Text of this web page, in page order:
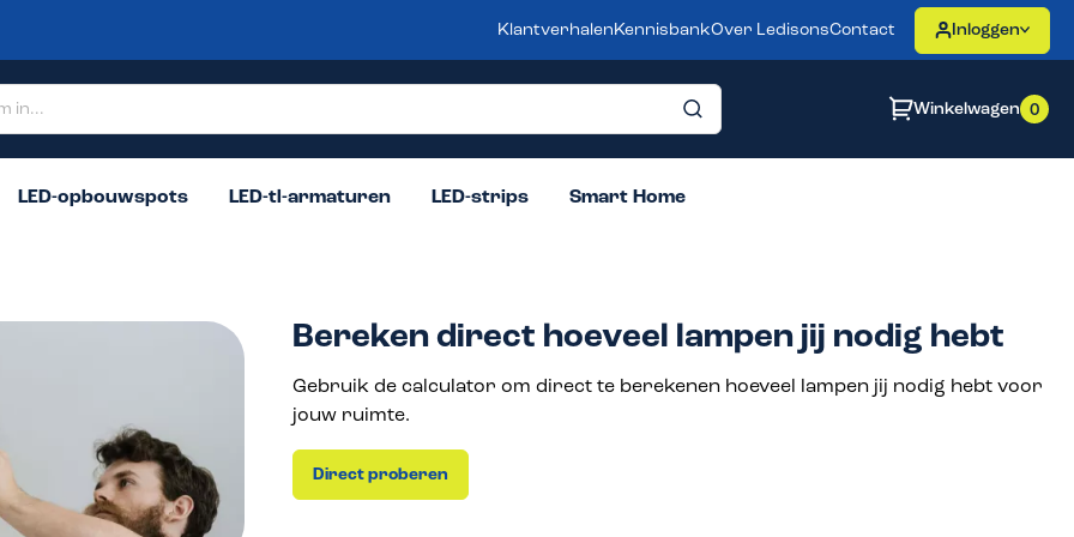
Klantverhalen KennisbankOver LedisonsContact Inloggen
Winkelwagen 0
LED-opbouwspots LED-tl-armaturen LED-strips Smart Home
Bereken direct hoeveel lampen jij nodig hebt
Gebruik de calculator om direct te berekenen hoeveel lampen jij nodig hebt voor
jouw ruimte.
Direct proberen